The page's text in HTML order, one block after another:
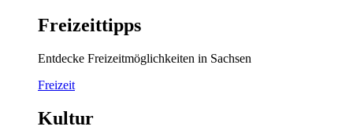
Freizeittipps
Entdecke Freizeitmöglichkeiten in Sachsen
Freizeit
Kultur